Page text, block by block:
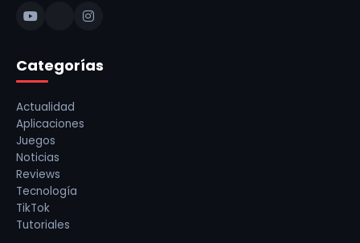
Categorías
Actualidad
Aplicaciones
Juegos
Noticias
Reviews
Tecnología
TikTok
Tutoriales